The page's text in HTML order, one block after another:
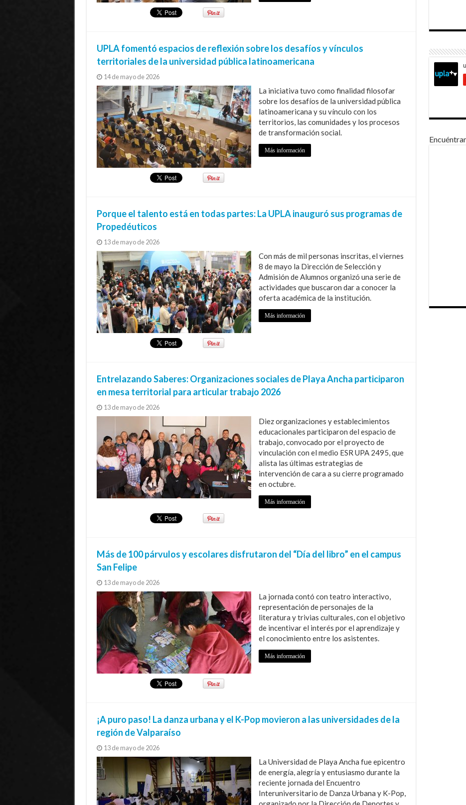
UPLA fomentó espacios de reflexión sobre los desafíos y vínculos
territoriales de la universidad pública latinoamericana
14 de mayo de 2026
La iniciativa tuvo como finalidad filosofar
sobre los desafíos de la universidad pública
latinoamericana y su vínculo con los
territorios, las comunidades y los procesos
de transformación social.
Más información
Porque el talento está en todas partes: La UPLA inauguró sus programas de
Propedéuticos
13 de mayo de 2026
Con más de mil personas inscritas, el viernes
8 de mayo la Dirección de Selección y
Admisión de Alumnos organizó una serie de
actividades que buscaron dar a conocer la
oferta académica de la institución.
Más información
Entrelazando Saberes: Organizaciones sociales de Playa Ancha participaron
en mesa territorial para articular trabajo 2026
13 de mayo de 2026
Diez organizaciones y establecimientos
educacionales participaron del espacio de
trabajo, convocado por el proyecto de
vinculación con el medio ESR UPA 2495, que
alista las últimas estrategias de
intervención de cara a su cierre programado
en octubre.
Más información
Más de 100 párvulos y escolares disfrutaron del “Día del libro” en el campus
San Felipe
13 de mayo de 2026
La jornada contó con teatro interactivo,
representación de personajes de la
literatura y trivias culturales, con el objetivo
de incentivar el interés por el aprendizaje y
el conocimiento entre los asistentes.
Más información
¡A puro paso! La danza urbana y el K-Pop movieron a las universidades de la
región de Valparaíso
13 de mayo de 2026
La Universidad de Playa Ancha fue epicentro
de energía, alegría y entusiasmo durante la
reciente jornada del Encuentro
Interuniversitario de Danza Urbana y K-Pop,